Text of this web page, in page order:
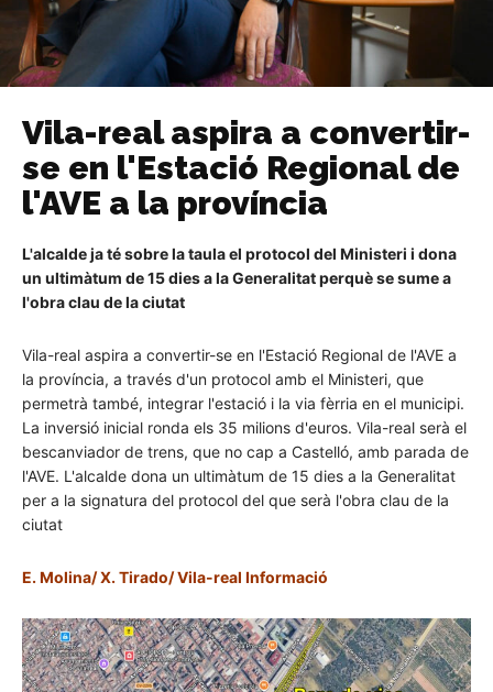
Vila-real aspira a convertir-
se en l'Estació Regional de
l'AVE a la província
L'alcalde ja té sobre la taula el protocol del Ministeri i dona
un ultimàtum de 15 dies a la Generalitat perquè se sume a
l'obra clau de la ciutat
Vila-real aspira a convertir-se en l'Estació Regional de l'AVE a
la província, a través d'un protocol amb el Ministeri, que
permetrà també, integrar l'estació i la via fèrria en el municipi.
La inversió inicial ronda els 35 milions d'euros. Vila-real serà el
bescanviador de trens, que no cap a Castelló, amb parada de
l'AVE. L'alcalde dona un ultimàtum de 15 dies a la Generalitat
per a la signatura del protocol del que serà l'obra clau de la
ciutat
E. Molina/ X. Tirado/ Vila-real Informació